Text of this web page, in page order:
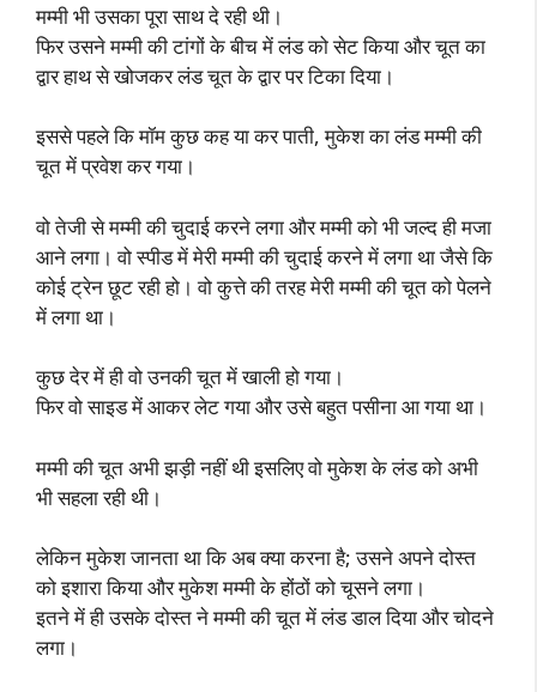
मम्मी भी उसका पूरा साथ दे रही थी।
फिर उसने मम्मी की टांगों के बीच में लंड को सेट किया और चूत का
द्वार हाथ से खोजकर लंड चूत के द्वार पर टिका दिया।
इससे पहले कि मॉम कुछ कह या कर पाती, मुकेश का लंड मम्मी की
चूत में प्रवेश कर गया।
वो तेजी से मम्मी की चुदाई करने लगा और मम्मी को भी जल्द ही मजा
आने लगा। वो स्पीड में मेरी मम्मी की चुदाई करने में लगा था जैसे कि
कोई ट्रेन छूट रही हो। वो कुत्ते की तरह मेरी मम्मी की चूत को पेलने
में लगा था।
कुछ देर में ही वो उनकी चूत में खाली हो गया।
फिर वो साइड में आकर लेट गया और उसे बहुत पसीना आ गया था।
मम्मी की चूत अभी झड़ी नहीं थी इसलिए वो मुकेश के लंड को अभी
भी सहला रही थी।
लेकिन मुकेश जानता था कि अब क्या करना है; उसने अपने दोस्त
को इशारा किया और मुकेश मम्मी के होंठों को चूसने लगा।
इतने में ही उसके दोस्त ने मम्मी की चूत में लंड डाल दिया और चोदने
लगा।